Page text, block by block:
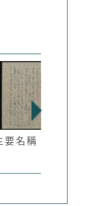
要名稱：浩劫餘生